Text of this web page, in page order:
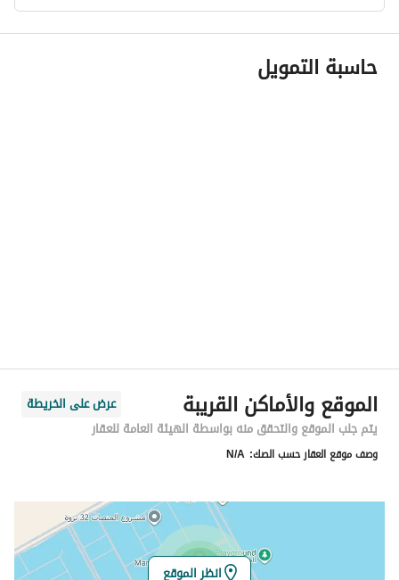
معلومات مسؤول الإعلان
اسم المسؤول
رقم المبنى
8276
الرقم الاضافي
خط العرض
26.402732967061276
50.22470500217327
حاسبة التمويل
الموقع والأماكن القريبة
عرض على الخريطة
يتم جلب الموقع والتحقق منه بواسطة الهيئة العامة للعقار
وصف موقع العقار حسب الصك: N/A
انظر الموقع